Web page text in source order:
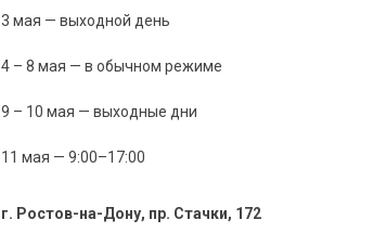
3 мая — выходной день
4 – 8 мая — в обычном режиме
9 – 10 мая — выходные дни
11 мая — 9:00–17:00
г. Ростов-на-Дону, пр. Стачки, 172